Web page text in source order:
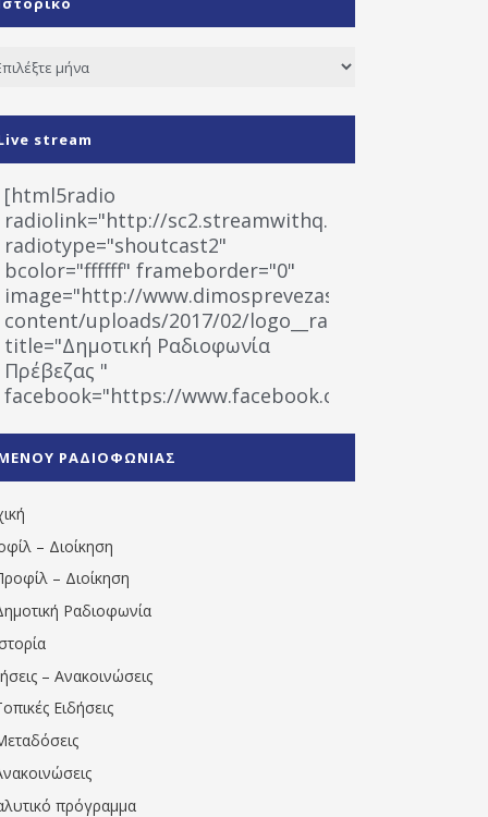
stream
[html5radio
radiolink="http://sc2.streamwithq.com:8028/
radiotype="shoutcast2"
bcolor="ffffff" frameborder="0"
image="http://www.dimosprevezas.gr/wp-
content/uploads/2017/02/logo__radiofonias.jpg"
title="Δημοτική Ραδιοφωνία
Πρέβεζας "
facebook="https://www.facebook.com/
1531194763766854/" artist="" ]
ΡΑΔΙΟΦΩΝΙΑΣ
– Διοίκηση
– Διοίκηση
Ραδιοφωνία
– Ανακοινώσεις
Ειδήσεις
πρόγραμμα